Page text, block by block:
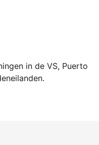
in de VS, Puerto